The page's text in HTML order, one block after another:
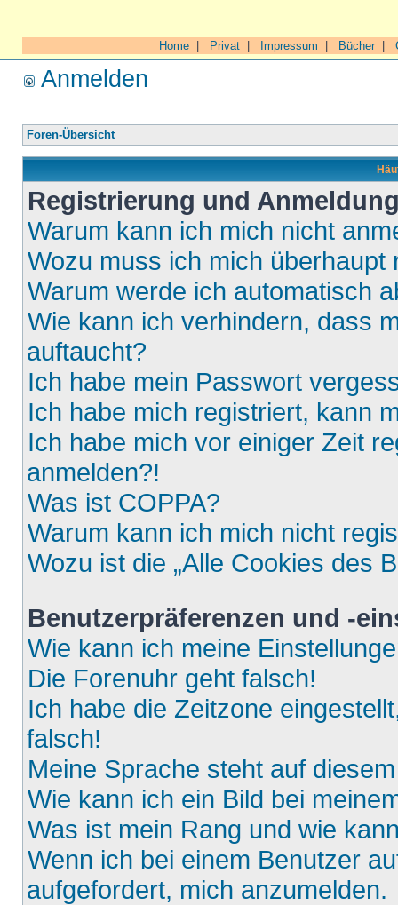
Home Privat Impressum Bücher|
Anmelden
Foren-Übersicht
Registrierung und
Warum kann ich mich nicht
Wozu muss ich mich überhaupt
Warum werde ich automatisch
Wie kann ich verhindern, dass
auftaucht?
Ich habe mein Passwort
Ich habe mich registriert, kann
Ich habe mich vor einiger Zeit
anmelden?!
Was ist COPPA?
Warum kann ich mich nicht
Wozu ist die „Alle Cookies des
Benutzerpräferenzen und -
Wie kann ich meine
Die Forenuhr geht falsch!
Ich habe die Zeitzone
falsch!
Meine Sprache steht auf
Wie kann ich ein Bild bei
Was ist mein Rang und wie
Wenn ich bei einem Benutzer
aufgefordert, mich anzumelden.